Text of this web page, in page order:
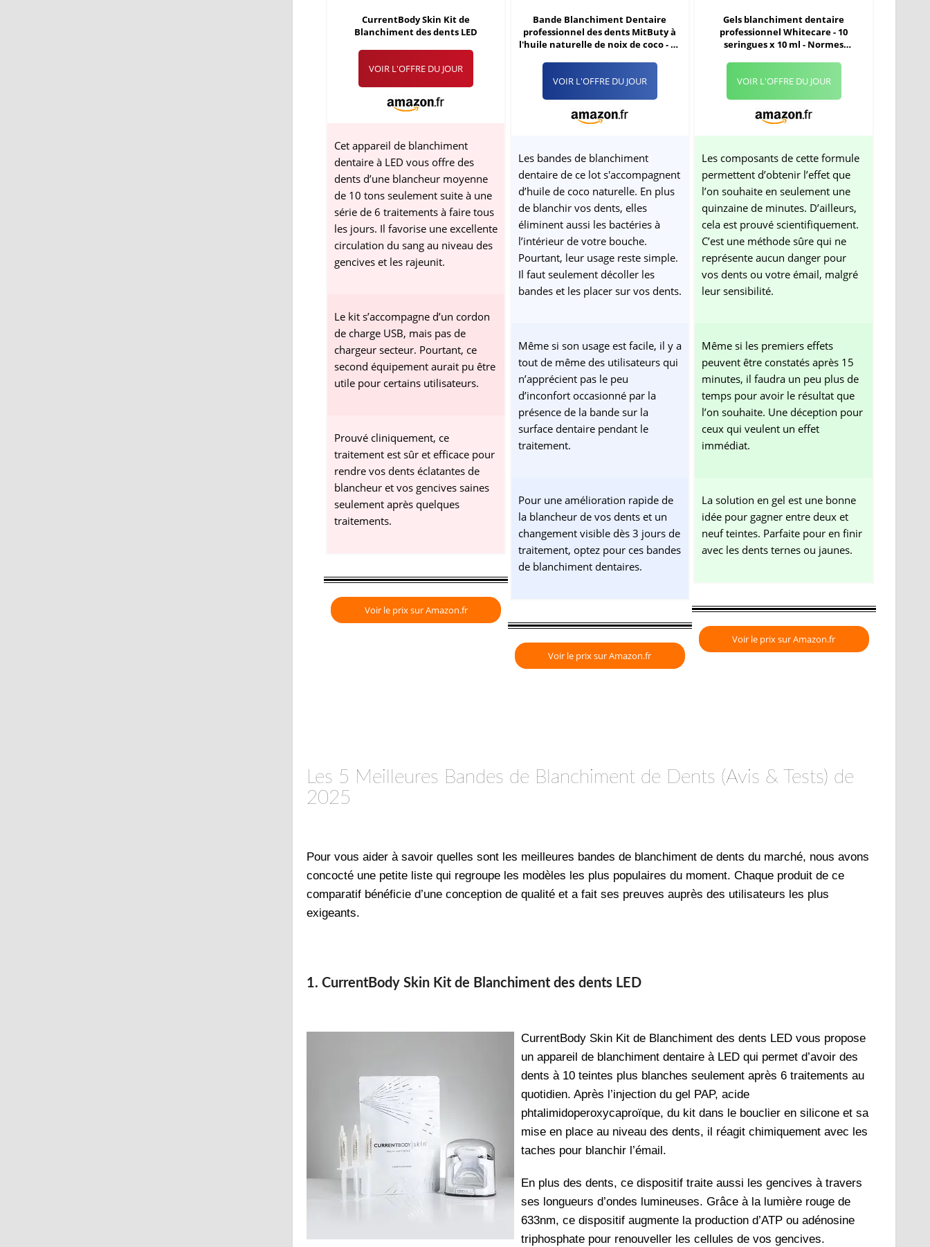
CurrentBody Skin Kit de
Blanchiment des dents LED
VOIR L'OFFRE DU JOUR
Cet appareil de blanchiment
dentaire à LED vous offre des
dents d’une blancheur moyenne
de 10 tons seulement suite à une
série de 6 traitements à faire tous
les jours. Il favorise une excellente
circulation du sang au niveau des
gencives et les rajeunit.
Le kit s’accompagne d’un cordon
de charge USB, mais pas de
chargeur secteur. Pourtant, ce
second équipement aurait pu être
utile pour certains utilisateurs.
Prouvé cliniquement, ce
traitement est sûr et efficace pour
rendre vos dents éclatantes de
blancheur et vos gencives saines
seulement après quelques
traitements.
Voir le prix sur Amazon.fr
Bande Blanchiment Dentaire
professionnel des dents MitButy à
l'huile naturelle de noix de coco - 42
Blanchiment Dentaire
VOIR L'OFFRE DU JOUR
Les bandes de blanchiment
dentaire de ce lot s'accompagnent
d’huile de coco naturelle. En plus
de blanchir vos dents, elles
éliminent aussi les bactéries à
l’intérieur de votre bouche.
Pourtant, leur usage reste simple.
Il faut seulement décoller les
bandes et les placer sur vos dents.
Même si son usage est facile, il y a
tout de même des utilisateurs qui
n’apprécient pas le peu
d’inconfort occasionné par la
présence de la bande sur la
surface dentaire pendant le
traitement.
Pour une amélioration rapide de
la blancheur de vos dents et un
changement visible dès 3 jours de
traitement, optez pour ces bandes
de blanchiment dentaires.
Voir le prix sur Amazon.fr
Gels blanchiment dentaire
professionnel Whitecare - 10
seringues x 10 ml - Normes
VOIR L'OFFRE DU JOUR
Les composants de cette formule
permettent d’obtenir l’effet que
l’on souhaite en seulement une
quinzaine de minutes. D’ailleurs,
cela est prouvé scientifiquement.
C’est une méthode sûre qui ne
représente aucun danger pour
vos dents ou votre émail, malgré
leur sensibilité.
Même si les premiers effets
peuvent être constatés après 15
minutes, il faudra un peu plus de
temps pour avoir le résultat que
l’on souhaite. Une déception pour
ceux qui veulent un effet
immédiat.
La solution en gel est une bonne
idée pour gagner entre deux et
neuf teintes. Parfaite pour en finir
avec les dents ternes ou jaunes.
Voir le prix sur Amazon.fr
Les 5 Meilleures Bandes de Blanchiment de Dents (Avis & Tests) de
2025
Pour vous aider à savoir quelles sont les meilleures bandes de blanchiment de dents du marché, nous avons
concocté une petite liste qui regroupe les modèles les plus populaires du moment. Chaque produit de ce
comparatif bénéficie d’une conception de qualité et a fait ses preuves auprès des utilisateurs les plus
exigeants.
1. CurrentBody Skin Kit de Blanchiment des dents LED
CurrentBody Skin Kit de Blanchiment des dents LED vous propose
un appareil de blanchiment dentaire à LED qui permet d’avoir des
dents à 10 teintes plus blanches seulement après 6 traitements au
quotidien. Après l’injection du gel PAP, acide
phtalimidoperoxycaproïque, du kit dans le bouclier en silicone et sa
mise en place au niveau des dents, il réagit chimiquement avec les
taches pour blanchir l’émail.
En plus des dents, ce dispositif traite aussi les gencives à travers
ses longueurs d’ondes lumineuses. Grâce à la lumière rouge de
633nm, ce dispositif augmente la production d’ATP ou adénosine
triphosphate pour renouveller les cellules de vos gencives.